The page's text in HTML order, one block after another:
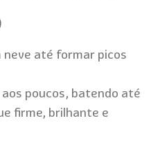
neve até formar picos
poucos, batendo até
firme, brilhante e